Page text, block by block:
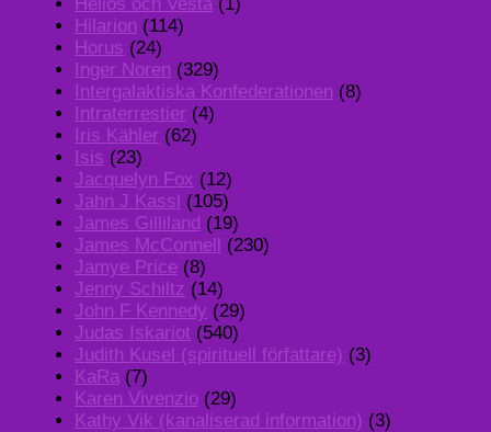
Hilarion (114)
Horus (24)
Inger Noren (329)
Intergalaktiska Konfederationen (8)
Intraterrestier (4)
Iris Kähler (62)
Isis (23)
Jacquelyn Fox (12)
Jahn J Kassl (105)
James Gilliland (19)
James McConnell (230)
Jamye Price (8)
Jenny Schiltz (14)
John F Kennedy (29)
Judas Iskariot (540)
Judith Kusel (spirituell författare) (3)
KaRa (7)
Karen Vivenzio (29)
Kathy Vik (kanaliserad information) (3)